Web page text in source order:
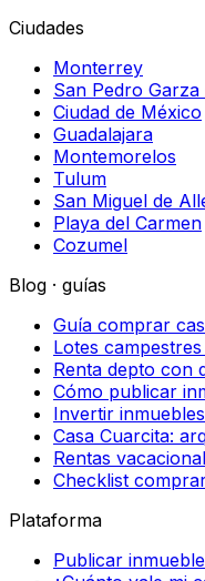
Ciudades
Monterrey
San Pedro Garza
Ciudad de México
Guadalajara
Montemorelos
Tulum
San Miguel de
Playa del Carmen
Cozumel
Blog · guías
Guía comprar
Lotes
Renta depto con
Cómo publicar
Invertir
Casa Cuarcita:
Rentas
Checklist
Plataforma
Publicar inmueble